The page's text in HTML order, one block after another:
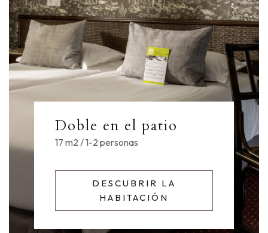
Doble en el patio
17 m2 / 1-2 personas
DESCUBRIR LA
HABITACIÓN